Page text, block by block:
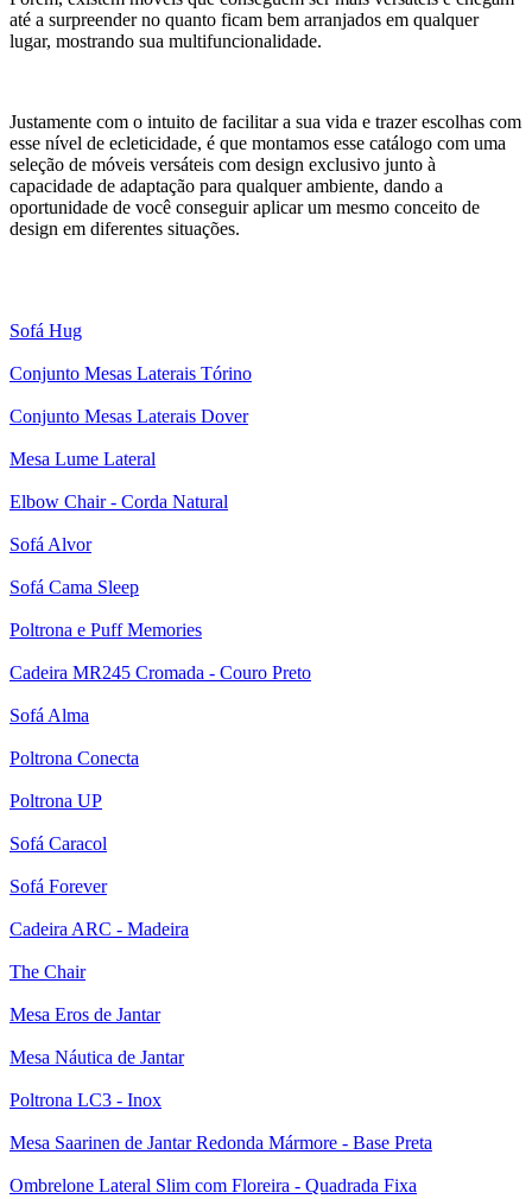
até a surpreender no quanto ficam bem arranjados em qualquer
lugar, mostrando sua multifuncionalidade.
Justamente com o intuito de facilitar a sua vida e trazer escolhas com
esse nível de ecleticidade, é que montamos esse catálogo com uma
seleção de móveis versáteis com design exclusivo junto à
capacidade de adaptação para qualquer ambiente, dando a
oportunidade de você conseguir aplicar um mesmo conceito de
design em diferentes situações.
Sofá Hug
Conjunto Mesas Laterais Tórino
Conjunto Mesas Laterais Dover
Mesa Lume Lateral
Elbow Chair - Corda Natural
Sofá Alvor
Sofá Cama Sleep
Poltrona e Puff Memories
Cadeira MR245 Cromada - Couro Preto
Sofá Alma
Poltrona Conecta
Poltrona UP
Sofá Caracol
Sofá Forever
Cadeira ARC - Madeira
The Chair
Mesa Eros de Jantar
Mesa Náutica de Jantar
Poltrona LC3 - Inox
Mesa Saarinen de Jantar Redonda Mármore - Base Preta
Ombrelone Lateral Slim com Floreira - Quadrada Fixa